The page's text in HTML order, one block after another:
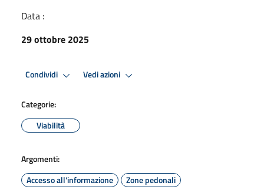
Data :
29 ottobre 2025
Condividi Vedi azioni
Categorie:
Viabilità
Argomenti:
Accesso all'informazione
Zone pedonali